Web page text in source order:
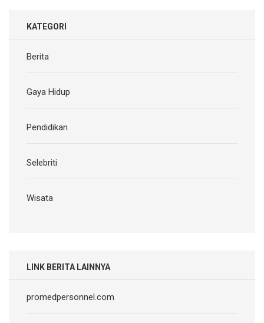
KATEGORI
Berita
Gaya Hidup
Pendidikan
Selebriti
Wisata
LINK BERITA LAINNYA
promedpersonnel.com